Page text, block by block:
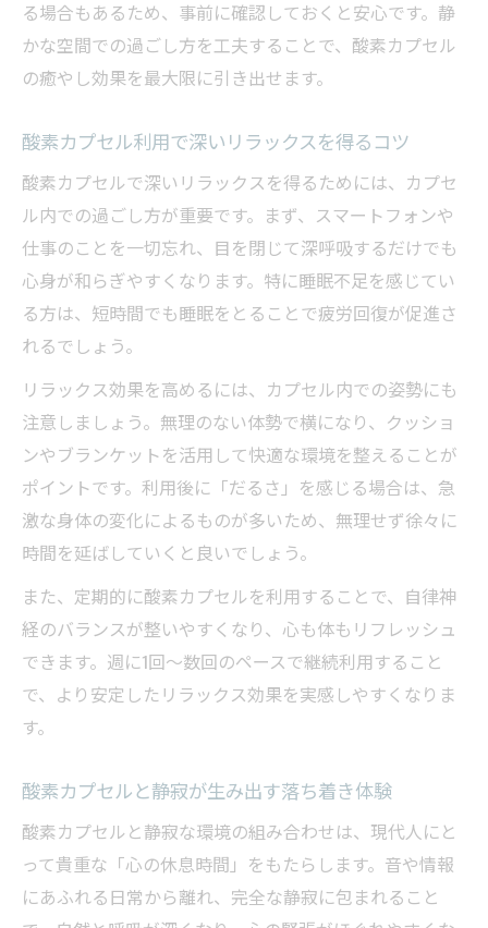
静かな環境で酸素カプセルのリラックス効
果を実感
ション体験
を満喫
静寂と酸素カプセルがもたらす深い安らぎ
リラックス重視の酸素カプセル活用ポイン
ト
酸素カプセルで自律神経を整える習慣作り
酸素カプセルで自律神経バランスを整える
秘訣
酸素カプセル習慣で副交感神経を活性化し
よう
酸素カプセルを活用したストレス対策と習
慣化
自律神経調整に酸素カプセルが効果的な理
由
酸素カプセルで心身の安定を日々の習慣に
取り入れる
る場合もあるため、事前に確認しておくと安心です。静
かな空間での過ごし方を工夫することで、酸素カプセル
の癒やし効果を最大限に引き出せます。
酸素カプセル利用で深いリラックスを得るコツ
酸素カプセルで深いリラックスを得るためには、カプセ
ル内での過ごし方が重要です。まず、スマートフォンや
仕事のことを一切忘れ、目を閉じて深呼吸するだけでも
心身が和らぎやすくなります。特に睡眠不足を感じてい
る方は、短時間でも睡眠をとることで疲労回復が促進さ
れるでしょう。
リラックス効果を高めるには、カプセル内での姿勢にも
注意しましょう。無理のない体勢で横になり、クッショ
ンやブランケットを活用して快適な環境を整えることが
ポイントです。利用後に「だるさ」を感じる場合は、急
激な身体の変化によるものが多いため、無理せず徐々に
時間を延ばしていくと良いでしょう。
また、定期的に酸素カプセルを利用することで、自律神
経のバランスが整いやすくなり、心も体もリフレッシュ
できます。週に1回〜数回のペースで継続利用すること
で、より安定したリラックス効果を実感しやすくなりま
す。
酸素カプセルと静寂が生み出す落ち着き体験
酸素カプセルと静寂な環境の組み合わせは、現代人にと
って貴重な「心の休息時間」をもたらします。音や情報
にあふれる日常から離れ、完全な静寂に包まれること